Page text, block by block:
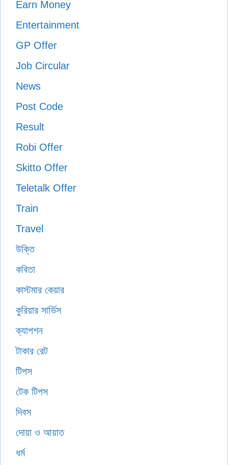
Earn Money
Entertainment
GP Offer
Job Circular
News
Post Code
Result
Robi Offer
Skitto Offer
Teletalk Offer
Train
Travel
উক্তি
কবিতা
কাস্টমার কেয়ার
কুরিয়ার সার্ভিস
ক্যাপশন
টাকার রেট
টিপস
টেক টিপস
দিবস
দোয়া ও আয়াত
ধর্ম